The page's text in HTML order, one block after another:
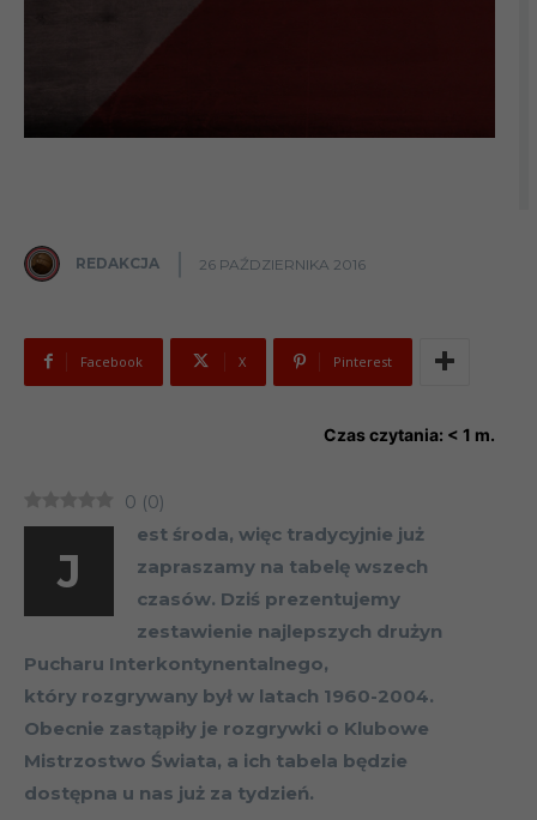
REDAKCJA 26 PAŹDZIERNIKA 2016
Facebook X Pinterest
Czas czytania: < 1 m.
0 (0)
J
est środa, więc tradycyjnie już
zapraszamy na tabelę wszech
czasów. Dziś prezentujemy
zestawienie najlepszych drużyn
Pucharu Interkontynentalnego,
który rozgrywany był w latach 1960-2004.
Obecnie zastąpiły je rozgrywki o Klubowe
Mistrzostwo Świata, a ich tabela będzie
dostępna u nas już za tydzień.